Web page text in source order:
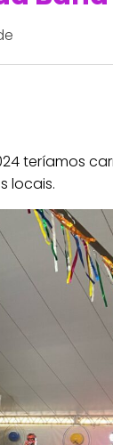
teríamos
locais.